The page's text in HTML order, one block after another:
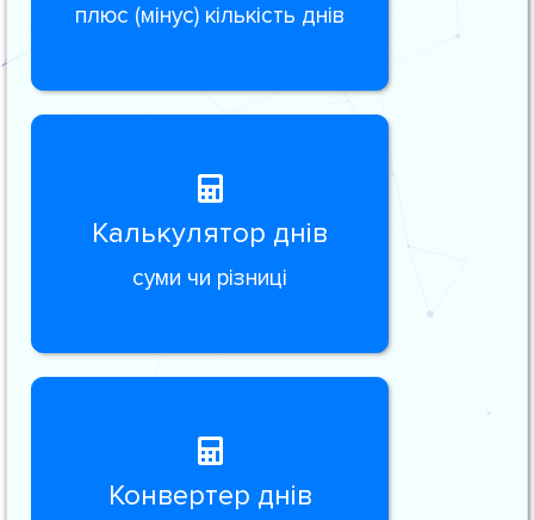
плюс (мінус) кількість днів
Калькулятор днів
суми чи різниці
Конвертер днів